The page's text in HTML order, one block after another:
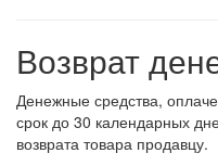
Возврат
Денежные средства,
срок до 30 календарных
возврата товара продавцу.